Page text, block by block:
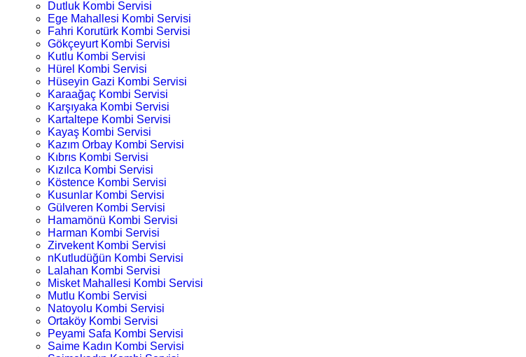
Dutluk Kombi Servisi
Ege Mahallesi Kombi Servisi
Fahri Korutürk Kombi Servisi
Gökçeyurt Kombi Servisi
Kutlu Kombi Servisi
Hürel Kombi Servisi
Hüseyin Gazi Kombi Servisi
Karaağaç Kombi Servisi
Karşıyaka Kombi Servisi
Kartaltepe Kombi Servisi
Kayaş Kombi Servisi
Kazım Orbay Kombi Servisi
Kıbrıs Kombi Servisi
Kızılca Kombi Servisi
Köstence Kombi Servisi
Kusunlar Kombi Servisi
Gülveren Kombi Servisi
Hamamönü Kombi Servisi
Harman Kombi Servisi
Zirvekent Kombi Servisi
nKutludüğün Kombi Servisi
Lalahan Kombi Servisi
Misket Mahallesi Kombi Servisi
Mutlu Kombi Servisi
Natoyolu Kombi Servisi
Ortaköy Kombi Servisi
Peyami Safa Kombi Servisi
Saime Kadın Kombi Servisi